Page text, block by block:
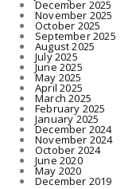
December 2025
November 2025
October 2025
September 2025
August 2025
July 2025
June 2025
May 2025
April 2025
March 2025
February 2025
January 2025
December 2024
November 2024
October 2024
June 2020
May 2020
December 2019